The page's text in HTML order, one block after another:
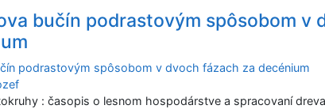
bučín podrastovým spôsobom v
podrastovým spôsobom v dvoch fázach za decénium
: časopis o lesnom hospodárstve a spracovaní